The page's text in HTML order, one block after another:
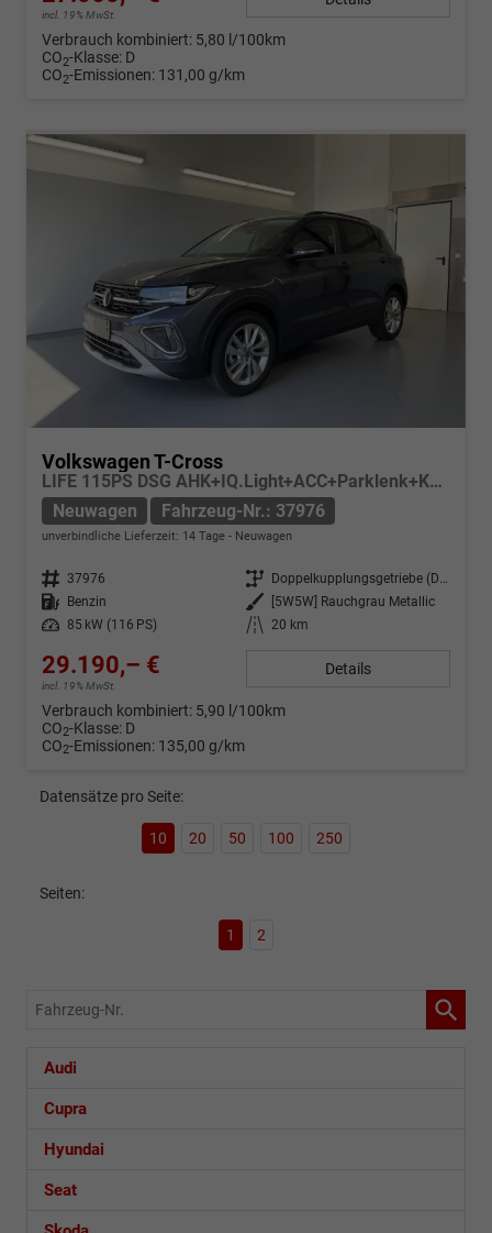
incl. 19% MwSt.
Verbrauch kombiniert: 5,80 l/100km
CO2-Klasse: D
CO2-Emissionen: 131,00 g/km
Volkswagen T-Cross
LIFE 115PS DSG AHK+IQ.Light+ACC+Parklenk+Kamera+Sitzheizung+Alu17+Keyless
Neuwagen
Fahrzeug-Nr.: 37976
unverbindliche Lieferzeit: 14 Tage Neuwagen
Fahrzeug-Nr. 37976 Getriebe
Doppelkupplungsgetriebe (DSG)
Kraftstoff Benzin Außenfarbe
[5W5W] Rauchgrau Metallic
Leistung
85 kW (116 PS) Kilometerstand 20 km
29.190,– €
incl. 19% MwSt.
Details
Verbrauch kombiniert: 5,90 l/100km
CO2-Klasse: D
CO2-Emissionen: 135,00 g/km
Datensätze pro Seite:
10 20 50 100 250
Seiten:
1 2
Fahrzeug-
Audi
Cupra
Hyundai
Seat